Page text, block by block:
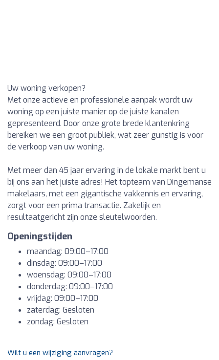
Uw woning verkopen?
Met onze actieve en professionele aanpak wordt uw
woning op een juiste manier op de juiste kanalen
gepresenteerd. Door onze grote brede klantenkring
bereiken we een groot publiek, wat zeer gunstig is voor
de verkoop van uw woning.
Met meer dan 45 jaar ervaring in de lokale markt bent u
bij ons aan het juiste adres! Het topteam van Dingemanse
makelaars, met een gigantische vakkennis en ervaring,
zorgt voor een prima transactie. Zakelijk en
resultaatgericht zijn onze sleutelwoorden.
Openingstijden
maandag: 09:00–17:00
dinsdag: 09:00–17:00
woensdag: 09:00–17:00
donderdag: 09:00–17:00
vrijdag: 09:00–17:00
zaterdag: Gesloten
zondag: Gesloten
Wilt u een wijziging aanvragen?